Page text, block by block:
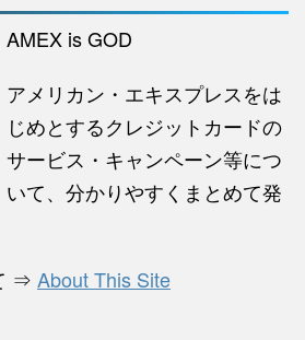
AMEX is GOD
アメリカン・エキスプレスをは
じめとするクレジットカードの
サービス・キャンペーン等につ
いて、分かりやすくまとめて発
⇒ About This Site